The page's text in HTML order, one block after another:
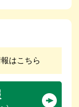
はこちら